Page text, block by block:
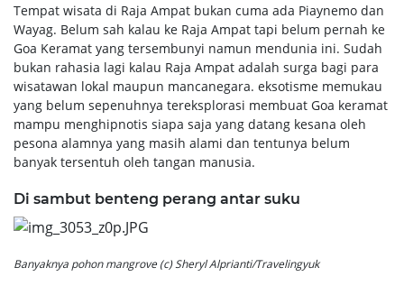
Tempat wisata di Raja Ampat bukan cuma ada Piaynemo dan
Wayag. Belum sah kalau ke Raja Ampat tapi belum pernah ke
Goa Keramat yang tersembunyi namun mendunia ini. Sudah
bukan rahasia lagi kalau Raja Ampat adalah surga bagi para
wisatawan lokal maupun mancanegara. eksotisme memukau
yang belum sepenuhnya tereksplorasi membuat Goa keramat
mampu menghipnotis siapa saja yang datang kesana oleh
pesona alamnya yang masih alami dan tentunya belum
banyak tersentuh oleh tangan manusia.
Di sambut benteng perang antar suku
Banyaknya pohon mangrove (c) Sheryl Alprianti/Travelingyuk